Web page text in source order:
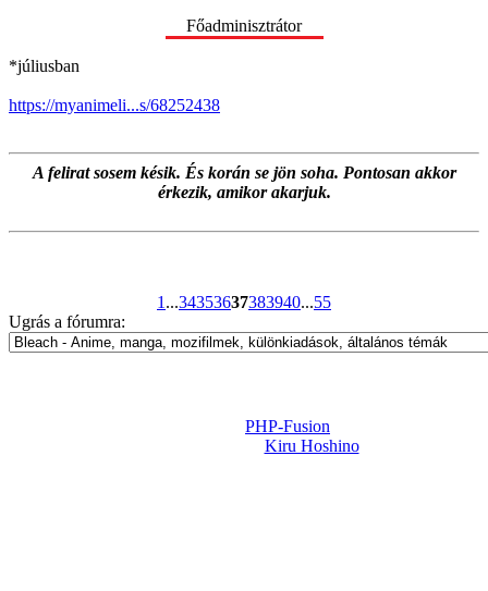
Főadminisztrátor
*júliusban
https://myanimeli...s/68252438
A felirat sosem késik. És korán se jön soha. Pontosan akkor
érkezik, amikor akarjuk.
1 ...34353637383940...55
Ugrás a fórumra:
PHP-Fusion
Kiru Hoshino